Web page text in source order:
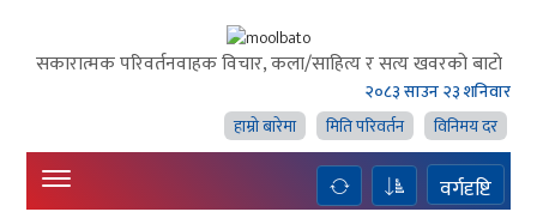
सकारात्मक परिवर्तनवाहक विचार, कला/साहित्य र सत्य खवरको बाटाे
२०८३ साउन २३ शनिवार
हाम्राे बारेमा
मिति परिवर्तन विनिमय दर
वर्गदृष्टि